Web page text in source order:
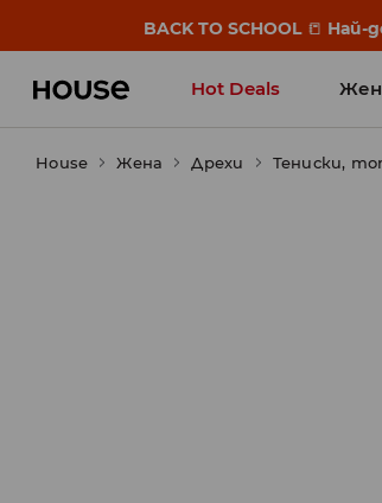
BACK TO SCHOOL 📒 Най-
Hot Deals
House Жена Дрехи Тениски,